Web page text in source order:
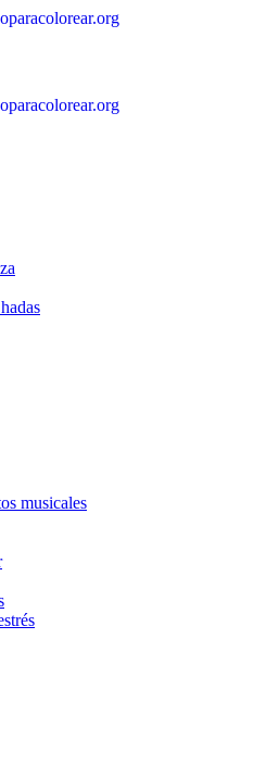
musicales